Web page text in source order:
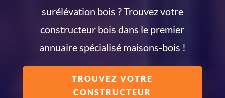
surélévation bois ? Trouvez votre
constructeur bois dans le premier
annuaire spécialisé maisons-bois !
TROUVEZ VOTRE
CONSTRUCTEUR